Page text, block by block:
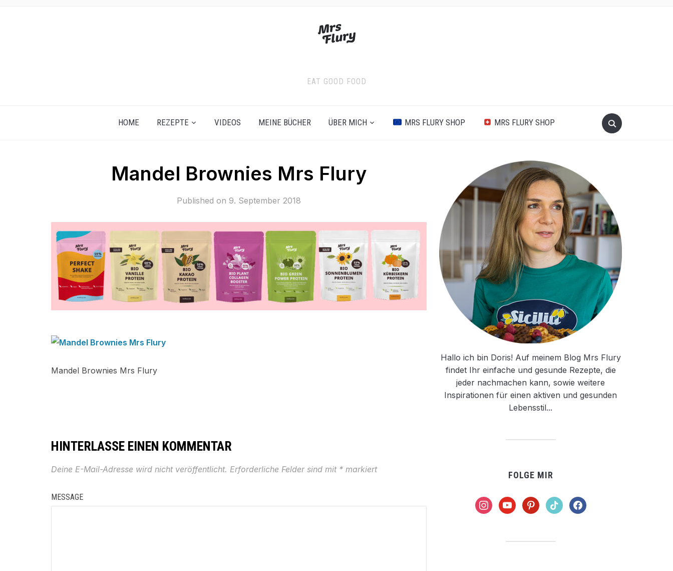
EAT GOOD FOOD
HOME REZEPTE VIDEOS MEINE BÜCHER ÜBER MICH MRS FLURY SHOP MRS FLURY SHOP
Mandel Brownies Mrs Flury
Published on 9. September 2018
Mandel Brownies Mrs Flury
HINTERLASSE EINEN KOMMENTAR
Deine E-Mail-Adresse wird nicht veröffentlicht. Erforderliche Felder sind mit * markiert
MESSAGE
Hallo ich bin Doris! Auf meinem Blog Mrs Flury
findet Ihr einfache und gesunde Rezepte, die
jeder nachmachen kann, sowie weitere
Inspirationen für einen aktiven und gesunden
Lebensstil...
FOLGE MIR
instagramyoutubepinteresttiktok facebook